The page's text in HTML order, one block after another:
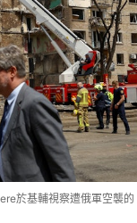
於基輔視察遭俄軍空襲的